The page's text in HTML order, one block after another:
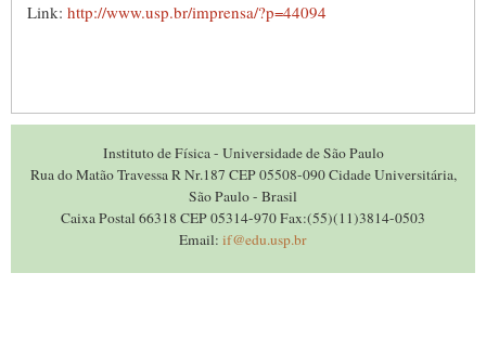
Link: http://www.usp.br/imprensa/?p=44094
Instituto de Física - Universidade de São Paulo
Rua do Matão Travessa R Nr.187 CEP 05508-090 Cidade Universitária,
São Paulo - Brasil
Caixa Postal 66318 CEP 05314-970 Fax:(55)(11)3814-0503
Email: if@edu.usp.br